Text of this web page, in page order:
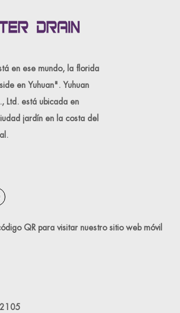
en ese mundo, la florida
en Yuhuan". Yuhuan
Ltd. está ubicada en
jardín en la costa del
QR para visitar nuestro sitio web móvil